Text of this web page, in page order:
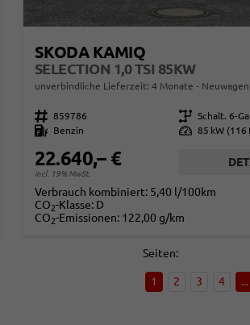
SKODA KAMIQ
SELECTION 1,0 TSI 85KW
unverbindliche Lieferzeit: 4 Monate Neuwagen
Fahrzeugnr. 859786 Getriebe Schalt. 6-
Kraftstoff
Benzin Leistung 85 kW (116
22.640,– €
incl. 19% MwSt.
Verbrauch kombiniert: 5,40 l/100km
CO2-Klasse: D
CO2-Emissionen: 122,00 g/km
Seiten:
1 2 3 4 ...